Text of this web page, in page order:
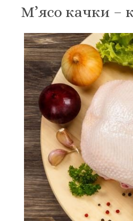
М’ясо качки –